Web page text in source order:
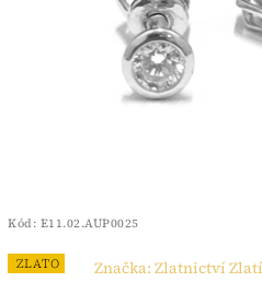
Kód: E11.02.AUP0025
ZLATO Značka: Zlatnictví